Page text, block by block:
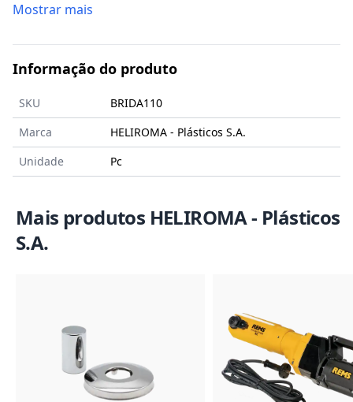
Mostrar mais
Informação do produto
SKU
BRIDA110
Marca
HELIROMA - Plásticos S.A.
Unidade
Pc
Mais produtos HELIROMA - Plásticos
S.A.
Imagem do Produto